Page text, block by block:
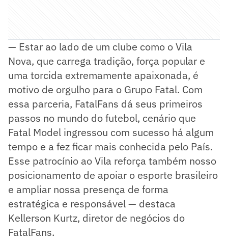
— Estar ao lado de um clube como o Vila
Nova, que carrega tradição, força popular e
uma torcida extremamente apaixonada, é
motivo de orgulho para o Grupo Fatal. Com
essa parceria, FatalFans dá seus primeiros
passos no mundo do futebol, cenário que
Fatal Model ingressou com sucesso há algum
tempo e a fez ficar mais conhecida pelo País.
Esse patrocínio ao Vila reforça também nosso
posicionamento de apoiar o esporte brasileiro
e ampliar nossa presença de forma
estratégica e responsável — destaca
Kellerson Kurtz, diretor de negócios do
FatalFans.